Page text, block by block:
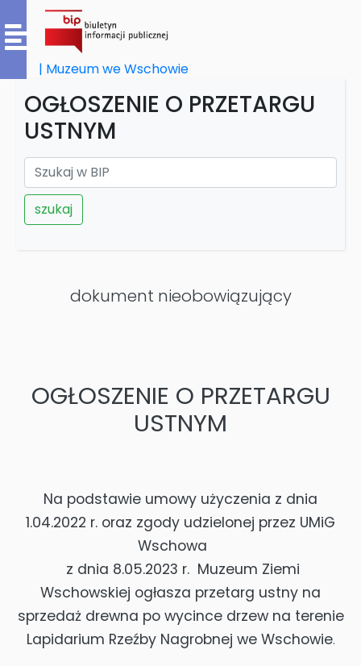
| Muzeum we Wschowie
OGŁOSZENIE O PRZETARGU
USTNYM
szukaj
dokument nieobowiązujący
OGŁOSZENIE O PRZETARGU
USTNYM
Na podstawie umowy użyczenia z dnia
1.04.2022 r. oraz zgody udzielonej przez UMiG
Wschowa
z dnia 8.05.2023 r. Muzeum Ziemi
Wschowskiej ogłasza przetarg ustny na
sprzedaż drewna po wycince drzew na terenie
Lapidarium Rzeźby Nagrobnej we Wschowie.